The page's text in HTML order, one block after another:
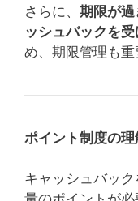
さらに、 期限が
ッシュバックを
め、期限管理も重
ポイント制度の理
キャッシュバッ